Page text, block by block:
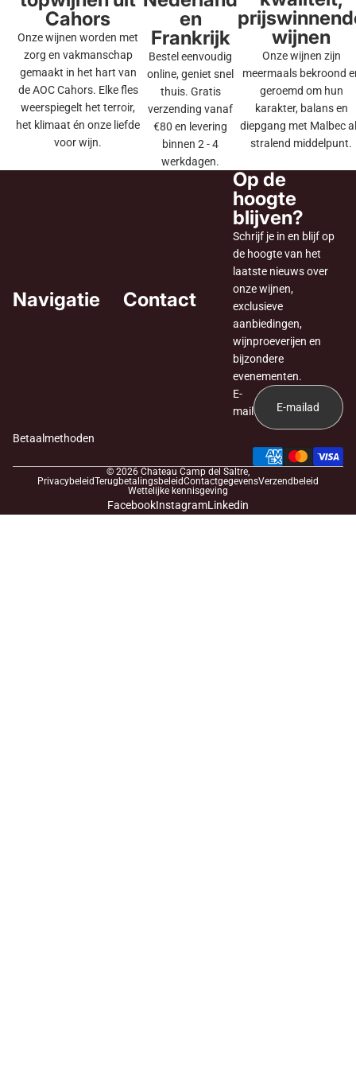
Cahors
Onze wijnen worden met
zorg en vakmanschap
gemaakt in het hart van
de AOC Cahors. Elke fles
weerspiegelt het terroir,
het klimaat én onze liefde
voor wijn.
en
Frankrijk
Bestel eenvoudig
online, geniet snel
thuis. Gratis
verzending vanaf
€80 en levering
binnen 2 - 4
werkdagen.
wijnen
Onze wijnen zijn
meermaals bekroond
geroemd om hun
karakter, balans en
diepgang met Malbec
stralend middelpunt.
Navigatie Contact
Op de
hoogte
blijven?
Schrijf je in en blijf op
de hoogte van het
laatste nieuws over
onze wijnen,
exclusieve
aanbiedingen,
wijnproeverijen en
bijzondere
evenementen.
E-
mail
Betaalmethoden
© 2026 Chateau Camp del Saltre,
PrivacybeleidTerugbetalingsbeleidContactgegevensVerzendbeleid
Wettelijke kennisgeving
FacebookInstagramLinkedin